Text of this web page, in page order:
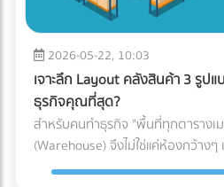
เขตกรุงเทพฯ และปริมณฑล หากสิ
รถผิดอาจทำให้ผิดนัดลูกค้าได้ เปิดโ
ฮิต: สินค้าแบบไหน ใช้รถอะไร? เพื่อใ
ประเภทรถที่ใช้บ่อยในวงการโลจิสติก
ดังนี้: 1. รถกระบะตอนเดียว (ตู้ทึบ / คอก) ราชาแห่งความคล่อง
ตัว วิ่งได้ตลอด 24 ชั่วโมง โดยไม่มีข้อ
น้ำหนักได้ประมาณ 1-2 ตัน (ขึ้นอยู่กับ
ของรถ ) ตู้ทึบ: เหมาะกับสินค้าที่ต้อง
และฝุ่นละออง 100% คอกเหล็ก: เห
2026-05-22, 10:03
เจาะลึก Layout คลังสินค้า 3 รูปแ
ธุรกิจคุณที่สุด?
สำหรับคนทำธุรกิจ "พื้นที่ทุกตาราง
(Warehouse) จึงไม่ใช่แค่ห้องกว้างๆ เ
เป็นหัวใจสำคัญของระบบ Supply